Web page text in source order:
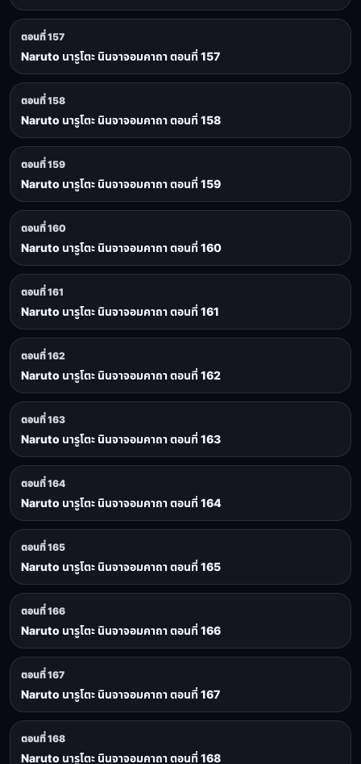
ตอนที่ 157
Naruto นารูโตะ นินจาจอมคาถา ตอนที่ 157
ตอนที่ 158
Naruto นารูโตะ นินจาจอมคาถา ตอนที่ 158
ตอนที่ 159
Naruto นารูโตะ นินจาจอมคาถา ตอนที่ 159
ตอนที่ 160
Naruto นารูโตะ นินจาจอมคาถา ตอนที่ 160
ตอนที่ 161
Naruto นารูโตะ นินจาจอมคาถา ตอนที่ 161
ตอนที่ 162
Naruto นารูโตะ นินจาจอมคาถา ตอนที่ 162
ตอนที่ 163
Naruto นารูโตะ นินจาจอมคาถา ตอนที่ 163
ตอนที่ 164
Naruto นารูโตะ นินจาจอมคาถา ตอนที่ 164
ตอนที่ 165
Naruto นารูโตะ นินจาจอมคาถา ตอนที่ 165
ตอนที่ 166
Naruto นารูโตะ นินจาจอมคาถา ตอนที่ 166
ตอนที่ 167
Naruto นารูโตะ นินจาจอมคาถา ตอนที่ 167
ตอนที่ 168
Naruto นารูโตะ นินจาจอมคาถา ตอนที่ 168